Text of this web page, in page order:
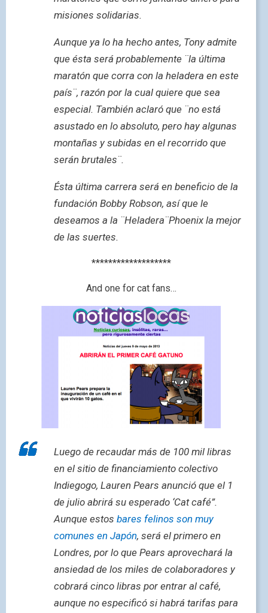
misiones solidarias.
Aunque ya lo ha hecho antes, Tony admite
que ésta será probablemente ¨la última
maratón que corra con la heladera en este
país¨, razón por la cual quiere que sea
especial. También aclaró que ¨no está
asustado en lo absoluto, pero hay algunas
montañas y subidas en el recorrido que
serán brutales¨.
Ésta última carrera será en beneficio de la
fundación Bobby Robson, así que le
deseamos a la ¨Heladera¨Phoenix la mejor
de las suertes.
*******************
And one for cat fans…
Luego de recaudar más de 100 mil libras
en el sitio de financiamiento colectivo
Indiegogo, Lauren Pears anunció que el 1
de julio abrirá su esperado ‘Cat café”.
Aunque estos bares felinos son muy
comunes en Japón, será el primero en
Londres, por lo que Pears aprovechará la
ansiedad de los miles de colaboradores y
cobrará cinco libras por entrar al café,
aunque no especificó si habrá tarifas para